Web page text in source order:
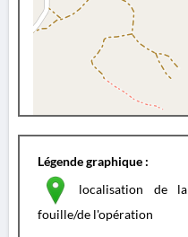
Légende graphique :
localisation de la
fouille/de l'opération